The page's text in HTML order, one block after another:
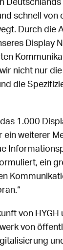
schnell von
Durch die
Display
nicht nur
die
1.000
weiterer
ein
von
von